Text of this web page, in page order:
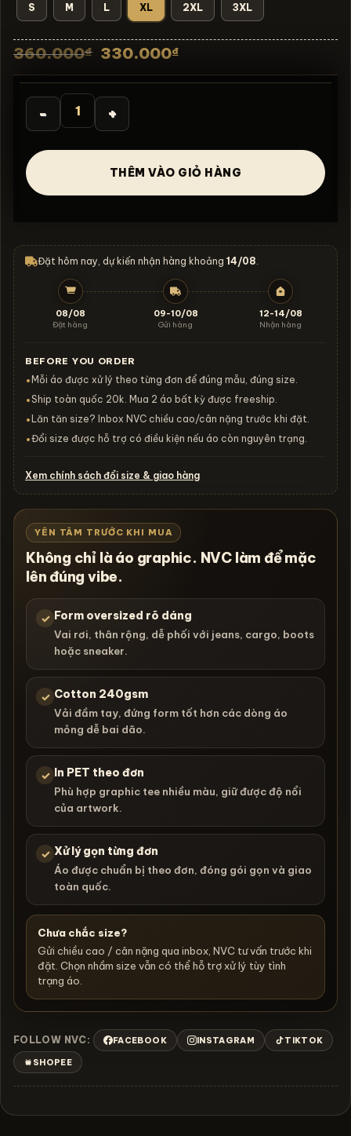
S M L XL 2XL 3XL
360.000₫ Giá
là:
360.000₫.
330.000₫Giá
tại
Áo thun Iron Builders and Bikers - B155 số lượng
THÊM VÀO GIỎ HÀNG
Đặt hôm nay, dự kiến nhận hàng khoảng 14/08.
08/08
Đặt hàng
09-10/08
Gửi hàng
12-14/08
Nhận hàng
BEFORE YOU ORDER
• Mỗi áo được xử lý theo từng đơn để đúng mẫu, đúng size.
•Ship toàn quốc 20k. Mua 2 áo bất kỳ được freeship.
• Lăn tăn size? Inbox NVC chiều cao/cân nặng trước khi đặt.
•Đổi size được hỗ trợ có điều kiện nếu áo còn nguyên trạng.
Xem chính sách đổi size & giao hàng
YÊN TÂM TRƯỚC KHI MUA
Không chỉ là áo graphic. NVC làm để mặc
lên đúng vibe.
✓ Form oversized rõ dáng
Vai rơi, thân rộng, dễ phối với jeans, cargo, boots
hoặc sneaker.
✓ Cotton 240gsm
Vải đầm tay, đứng form tốt hơn các dòng áo
mỏng dễ bai dão.
✓ In PET theo đơn
Phù hợp graphic tee nhiều màu, giữ được độ nổi
của artwork.
✓ Xử lý gọn từng đơn
Áo được chuẩn bị theo đơn, đóng gói gọn và giao
toàn quốc.
Chưa chắc size?
Gửi chiều cao / cân nặng qua inbox, NVC tư vấn trước khi
đặt. Chọn nhầm size vẫn có thể hỗ trợ xử lý tùy tình
trạng áo.
FOLLOW NVC: FACEBOOK INSTAGRAM
TIKTOK
SHOPEE